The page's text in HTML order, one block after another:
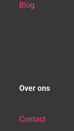
Blog
Over ons
Contact